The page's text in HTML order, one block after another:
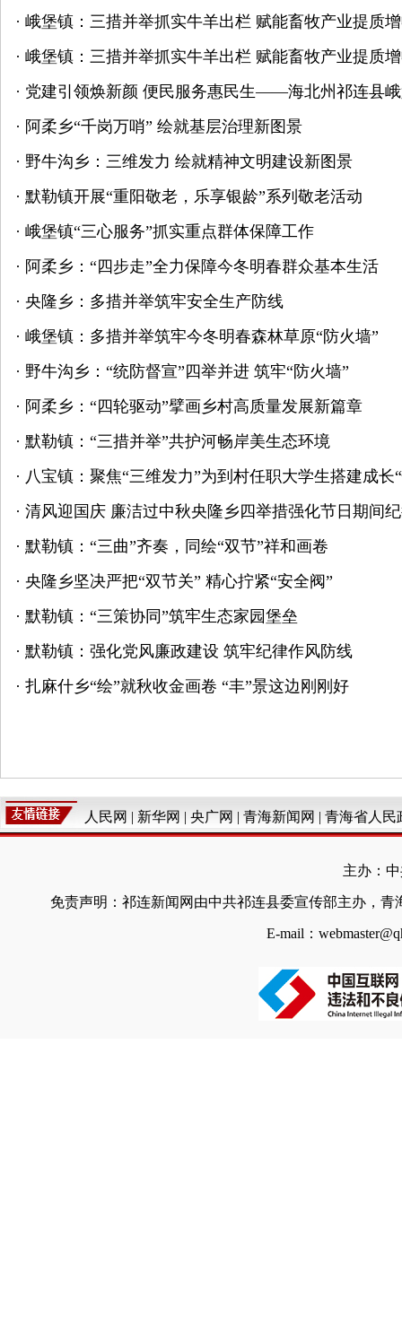
· 峨堡镇：三措并举抓实牛羊出栏 赋能畜牧产业提质
· 峨堡镇：三措并举抓实牛羊出栏 赋能畜牧产业提质
· 党建引领焕新颜 便民服务惠民生——海北州祁连县
· 阿柔乡“千岗万哨” 绘就基层治理新图景
· 野牛沟乡：三维发力 绘就精神文明建设新图景
· 默勒镇开展“重阳敬老，乐享银龄”系列敬老活动
· 峨堡镇“三心服务”抓实重点群体保障工作
· 阿柔乡：“四步走”全力保障今冬明春群众基本生活
· 央隆乡：多措并举筑牢安全生产防线
· 峨堡镇：多措并举筑牢今冬明春森林草原“防火墙”
· 野牛沟乡：“统防督宣”四举并进 筑牢“防火墙”
· 阿柔乡：“四轮驱动”擘画乡村高质量发展新篇章
· 默勒镇：“三措并举”共护河畅岸美生态环境
· 八宝镇：聚焦“三维发力”为到村任职大学生搭建成长
· 清风迎国庆 廉洁过中秋央隆乡四举措强化节日期间
· 默勒镇：“三曲”齐奏，同绘“双节”祥和画卷
· 央隆乡坚决严把“双节关” 精心拧紧“安全阀”
· 默勒镇：“三策协同”筑牢生态家园堡垒
· 默勒镇：强化党风廉政建设 筑牢纪律作风防线
· 扎麻什乡“绘”就秋收金画卷 “丰”景这边刚刚好
人民网 | 新华网 | 央广网 | 青海新闻网 | 青海省人民
主办：
免责声明：祁连新闻网由中共祁连县委宣传部主办，
E-mail：